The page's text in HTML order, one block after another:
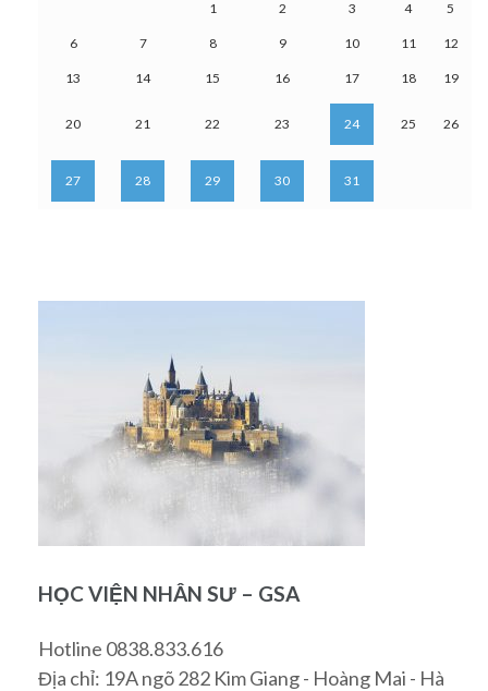
1 2 3 4 5
6 7 8 9 10 11 12
13 14 15 16 17 18 19
20 21 22 23 24 25 26
27 28 29 30 31
HỌC VIỆN NHÂN SƯ – GSA
Hotline 0838.833.616
Địa chỉ: 19A ngõ 282 Kim Giang - Hoàng Mai - Hà